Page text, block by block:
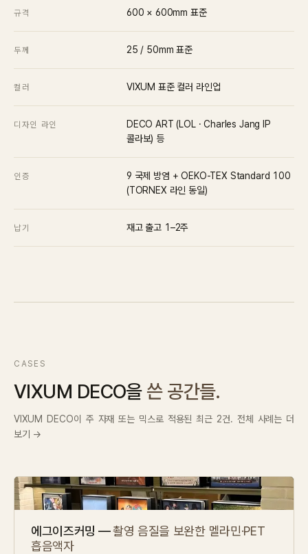
규격 600 × 600mm 표준
두께 25 / 50mm 표준
컬러 VIXUM 표준 컬러 라인업
디자인 라인
DECO ART (LOL · Charles Jang IP
콜라보) 등
인증
9 국제 방염 + OEKO-TEX Standard 100
(TORNEX 라인 동일)
납기 재고 출고 1–2주
CASES
VIXUM DECO을 쓴 공간들.
VIXUM DECO이 주 자재 또는 믹스로 적용된 최근 2건. 전체 사례는 더
보기 →
에그이즈커밍 —촬영 음질을 보완한 멜라민·PET
흡음액자